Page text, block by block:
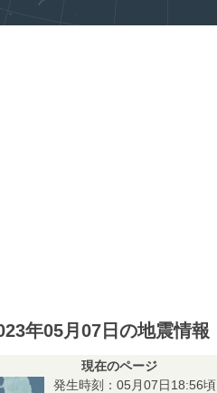
年05月07日の地震情報
現在のページ
発生時刻：05月07日18:56頃